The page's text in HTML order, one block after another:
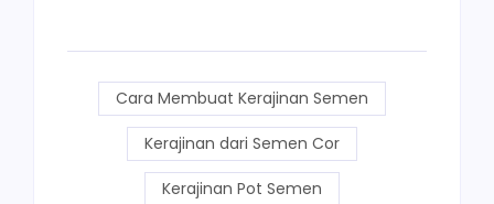
Cara Membuat Kerajinan Semen
Kerajinan dari Semen Cor
Kerajinan Pot Semen